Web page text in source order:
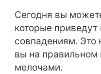
Сегодня вы
которые
совпадениям. Это
вы на правильном
мелочами.